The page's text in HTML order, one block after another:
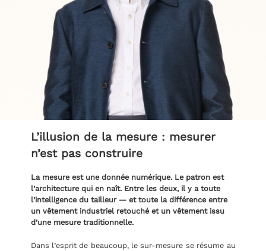
L’illusion de la mesure : mesurer
n’est pas construire
La mesure est une donnée numérique. Le patron est
l’architecture qui en naît. Entre les deux, il y a toute
l’intelligence du tailleur — et toute la différence entre
un vêtement industriel retouché et un vêtement issu
d’une mesure traditionnelle.
Dans l’esprit de beaucoup, le sur-mesure se résume au